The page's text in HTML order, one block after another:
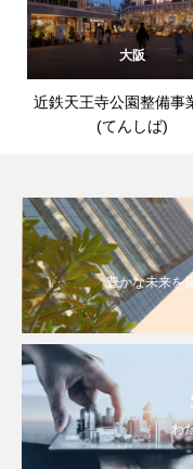
大阪
近鉄天王寺公園整備事
(てんしば)
豊かな未来を
わ